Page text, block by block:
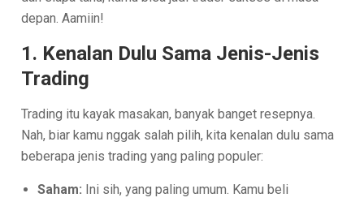
depan. Aamiin!
1. Kenalan Dulu Sama Jenis-Jenis
Trading
Trading itu kayak masakan, banyak banget resepnya.
Nah, biar kamu nggak salah pilih, kita kenalan dulu sama
beberapa jenis trading yang paling populer:
Saham: Ini sih, yang paling umum. Kamu beli